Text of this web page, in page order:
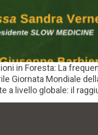
in Foresta: La
Giornata Mondiale
a livello globale: il